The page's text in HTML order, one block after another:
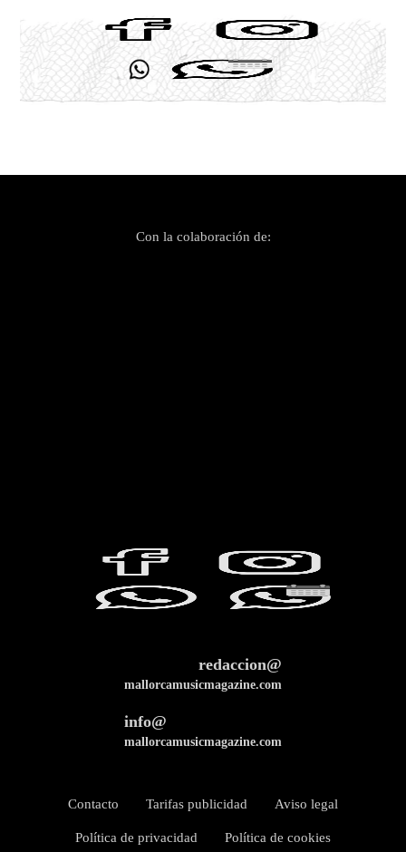
Con la colaboración de:
redaccion@
mallorcamusicmagazine.com
info@
mallorcamusicmagazine.com
Contacto Tarifas publicidad Aviso legal
Política de privacidad Política de cookies